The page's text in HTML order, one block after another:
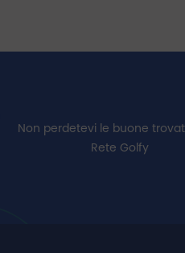
Non perdetevi le buone
Rete Golfy